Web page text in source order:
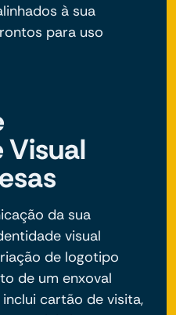
à sua
para uso
da sua
visual
de logotipo
de um enxoval
cartão de visita,